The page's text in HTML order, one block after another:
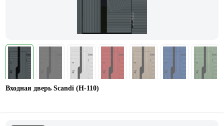
Входная дверь Scandi (Н-110)